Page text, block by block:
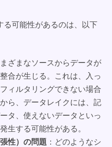
る可能性があるのは、以下
まざまなソースからデータが
合が生じる。これは、入っ
ィルタリングできない場合
ら、データレイクには、記
タ、使えないデータといっ
生する可能性がある。
性）の問題 ：どのようなシ